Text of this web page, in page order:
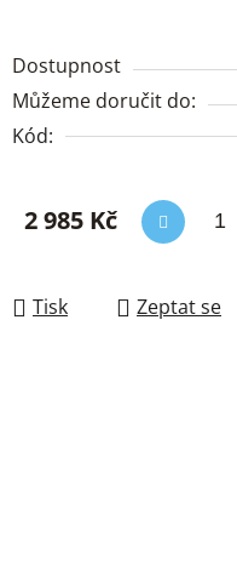
Dostupnost
Můžeme doručit do:
Kód:
2 985 Kč
Tisk Zeptat se